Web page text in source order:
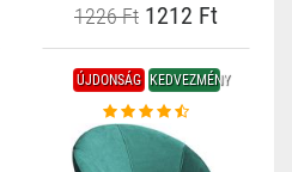
1226 Ft 1212 Ft
ÚJDONSÁG KEDVEZMÉNY